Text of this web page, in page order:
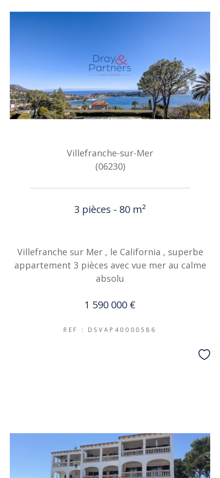
Villefranche-sur-Mer
(06230)
3 pièces - 80 m²
Villefranche sur Mer , le California , superbe
appartement 3 pièces avec vue mer au calme
absolu
1 590 000 €
REF : DSVAP40000586